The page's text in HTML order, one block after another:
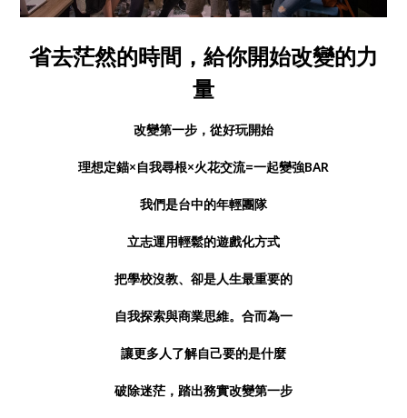
省去茫然的時間，給你開始改變的力
量
改變第一步，從好玩開始
理想定錨×自我尋根×火花交流=一起變強BAR
我們是台中的年輕團隊
立志運用輕鬆的遊戲化方式
把學校沒教、卻是人生最重要的
自我探索與商業思維。合而為一
讓更多人了解自己要的是什麼
破除迷茫，踏出務實改變第一步